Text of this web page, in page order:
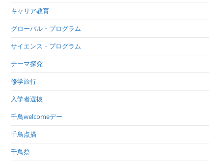
キャリア教育
グローバル・プログラム
サイエンス・プログラム
テーマ探究
修学旅行
入学者選抜
千鳥welcomeデー
千鳥点描
千鳥祭